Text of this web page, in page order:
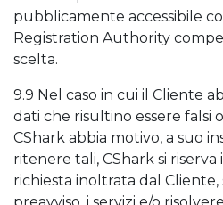
pubblicamente accessibile
Registration Authority
scelta.
9.9 Nel caso in cui il Cliente
dati che risultino essere falsi
CShark abbia motivo, a suo
ritenere tali, CShark si
richiesta inoltrata dal Cliente,